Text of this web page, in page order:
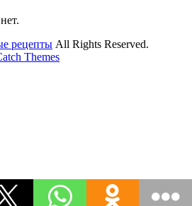
рецепты All Rights Reserved.
Themes